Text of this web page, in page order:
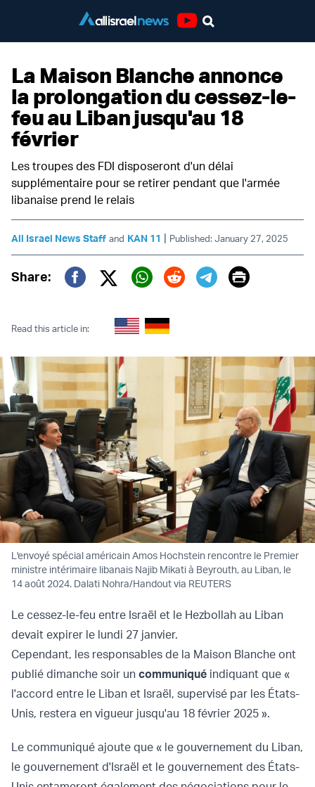
La Maison Blanche annonce
la prolongation du cessez-le-
feu au Liban jusqu'au 18
février
Les troupes des FDI disposeront d'un délai
supplémentaire pour se retirer pendant que l'armée
libanaise prend le relais
All Israel News Staff and KAN 11 | Published: January 27, 2025
Share:
Twitter (X)
Print
Read this article in:
L'envoyé spécial américain Amos Hochstein rencontre le Premier
ministre intérimaire libanais Najib Mikati à Beyrouth, au Liban, le
14 août 2024. Dalati Nohra/Handout via REUTERS
Le cessez-le-feu entre Israël et le Hezbollah au Liban
devait expirer le lundi 27 janvier.
Cependant, les responsables de la Maison Blanche ont
publié dimanche soir un communiqué indiquant que «
l'accord entre le Liban et Israël, supervisé par les États-
Unis, restera en vigueur jusqu'au 18 février 2025 ».
Le communiqué ajoute que « le gouvernement du Liban,
le gouvernement d'Israël et le gouvernement des États-